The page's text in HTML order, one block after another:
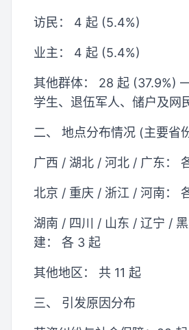
访民： 4 起 (5.4%)
业主： 4 起 (5.4%)
其他群体： 28 起 (37.9%)
学生、退伍军人、储户及网
二、 地点分布情况 (主要省
广西 / 湖北 / 河北 / 广东：
北京 / 重庆 / 浙江 / 河南：
湖南 / 四川 / 山东 / 辽宁 /
建： 各 3 起
其他地区： 共 11 起
三、 引发原因分布